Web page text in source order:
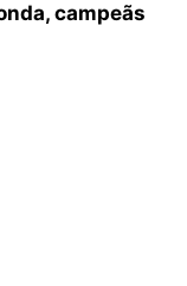
campeãs